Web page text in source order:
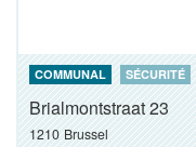
COMMUNAL SÉCURITÉ
Brialmontstraat 23
1210 Brussel